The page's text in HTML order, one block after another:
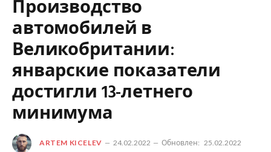
Производство
автомобилей в
Великобритании:
январские показатели
достигли 13-летнего
минимума
ARTEM KICELEV 24.02.2022 Обновлен: 25.02.2022